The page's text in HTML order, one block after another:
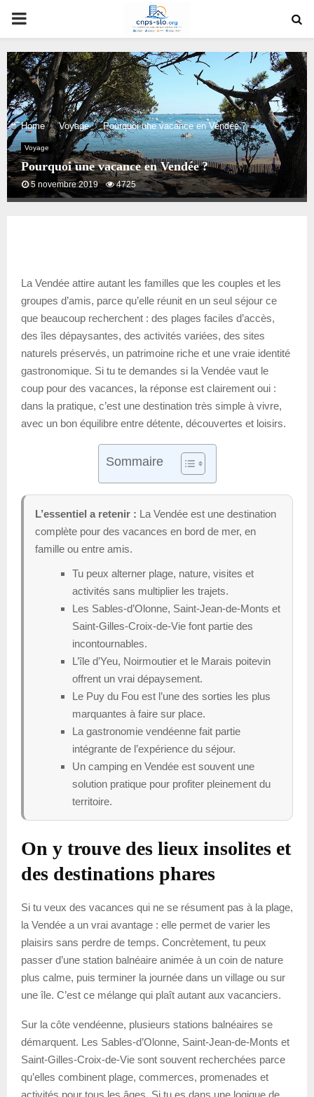
PRIMARY
MENU
Home Voyage Pourquoi une vacance en Vendée ?
Voyage
Pourquoi une vacance en Vendée ?
5 novembre 2019 4725
La Vendée attire autant les familles que les couples et les
groupes d’amis, parce qu’elle réunit en un seul séjour ce
que beaucoup recherchent : des plages faciles d’accès,
des îles dépaysantes, des activités variées, des sites
naturels préservés, un patrimoine riche et une vraie identité
gastronomique. Si tu te demandes si la Vendée vaut le
coup pour des vacances, la réponse est clairement oui :
dans la pratique, c’est une destination très simple à vivre,
avec un bon équilibre entre détente, découvertes et loisirs.
Sommaire
L’essentiel a retenir : La Vendée est une destination
complète pour des vacances en bord de mer, en
famille ou entre amis.
Tu peux alterner plage, nature, visites et
activités sans multiplier les trajets.
Les Sables-d’Olonne, Saint-Jean-de-Monts et
Saint-Gilles-Croix-de-Vie font partie des
incontournables.
L’île d’Yeu, Noirmoutier et le Marais poitevin
offrent un vrai dépaysement.
Le Puy du Fou est l’une des sorties les plus
marquantes à faire sur place.
La gastronomie vendéenne fait partie
intégrante de l’expérience du séjour.
Un camping en Vendée est souvent une
solution pratique pour profiter pleinement du
territoire.
On y trouve des lieux insolites et
des destinations phares
Si tu veux des vacances qui ne se résument pas à la plage,
la Vendée a un vrai avantage : elle permet de varier les
plaisirs sans perdre de temps. Concrètement, tu peux
passer d’une station balnéaire animée à un coin de nature
plus calme, puis terminer la journée dans un village ou sur
une île. C’est ce mélange qui plaît autant aux vacanciers.
Sur la côte vendéenne, plusieurs stations balnéaires se
démarquent. Les Sables-d’Olonne, Saint-Jean-de-Monts et
Saint-Gilles-Croix-de-Vie sont souvent recherchées parce
qu’elles combinent plage, commerces, promenades et
activités pour tous les âges. Si tu es dans une logique de